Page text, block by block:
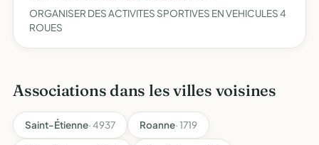
ORGANISER DES ACTIVITES SPORTIVES EN VEHICULES 4
ROUES
Associations dans les villes voisines
Saint-Étienne· 4937 Roanne· 1719